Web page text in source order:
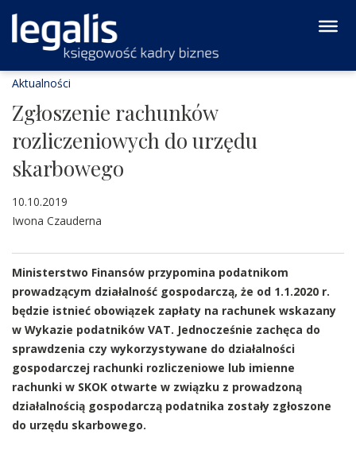
Aktualności
Zgłoszenie rachunków
rozliczeniowych do urzędu
skarbowego
10.10.2019
Iwona Czauderna
Ministerstwo Finansów przypomina podatnikom
prowadzącym działalność gospodarczą, że od 1.1.2020 r.
będzie istnieć obowiązek zapłaty na rachunek wskazany
w Wykazie podatników VAT. Jednocześnie zachęca do
sprawdzenia czy wykorzystywane do działalności
gospodarczej rachunki rozliczeniowe lub imienne
rachunki w SKOK otwarte w związku z prowadzoną
działalnością gospodarczą podatnika zostały zgłoszone
do urzędu skarbowego.